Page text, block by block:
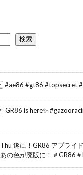
検索
#gt86 #topsecret
GR86 is here✨
遂に！GR86 アプライ
の色が廃版に！＃GR86